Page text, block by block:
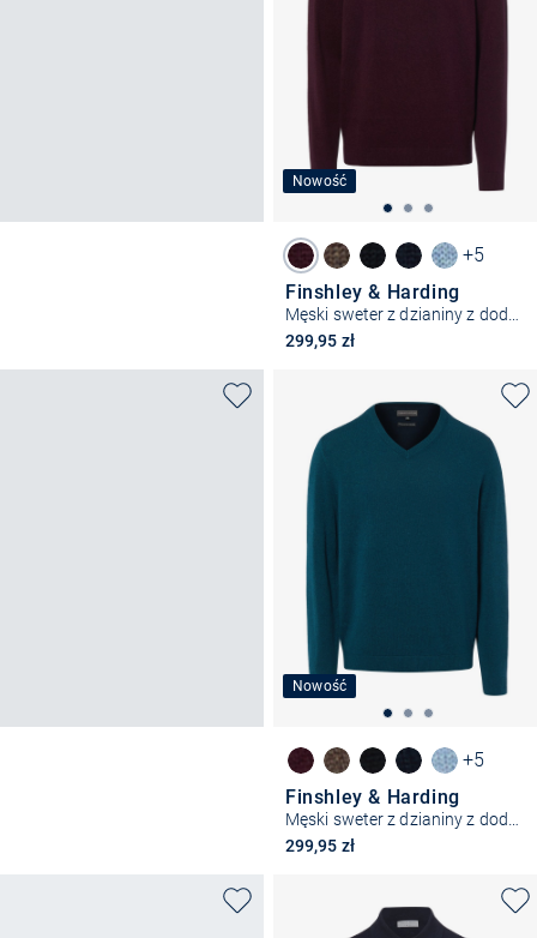
Nowość
+5
Finshley & Harding
299,95 zł
Nowość
+5
Finshley & Harding
299,95 zł